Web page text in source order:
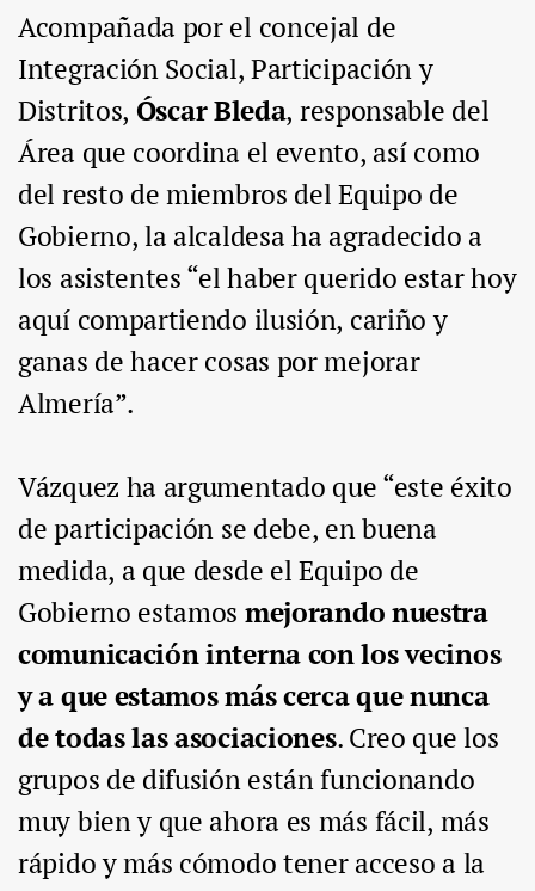
Acompañada por el concejal de
Integración Social, Participación y
Distritos, Óscar Bleda, responsable del
Área que coordina el evento, así como
del resto de miembros del Equipo de
Gobierno, la alcaldesa ha agradecido a
los asistentes “el haber querido estar hoy
aquí compartiendo ilusión, cariño y
ganas de hacer cosas por mejorar
Almería”.
Vázquez ha argumentado que “este éxito
de participación se debe, en buena
medida, a que desde el Equipo de
Gobierno estamos mejorando nuestra
comunicación interna con los vecinos
y a que estamos más cerca que nunca
de todas las asociaciones. Creo que los
grupos de difusión están funcionando
muy bien y que ahora es más fácil, más
rápido y más cómodo tener acceso a la